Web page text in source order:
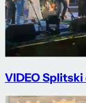
VIDEO